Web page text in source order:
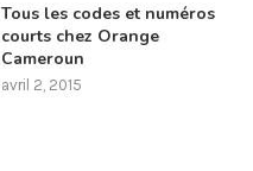
Tous les codes et numéros
courts chez Orange
Cameroun
avril 2, 2015